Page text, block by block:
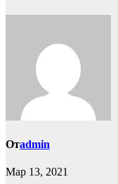
Отadmin
Мар 13, 2021